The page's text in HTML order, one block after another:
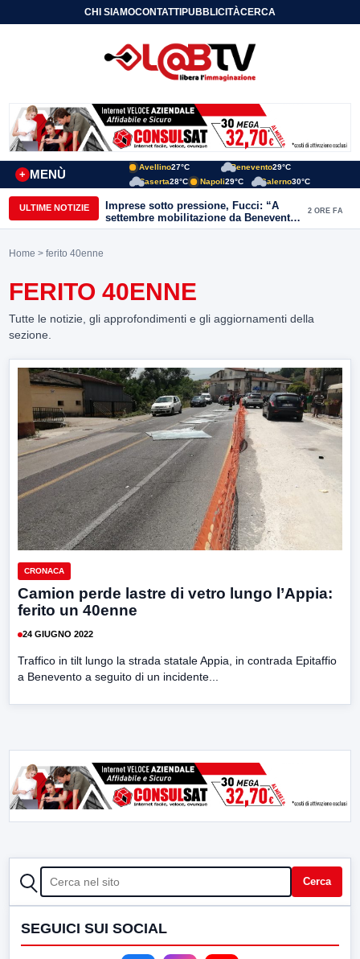
CHI SIAMOCONTATTIPUBBLICITÀCERCA
MENÙ
+
Avellino27°C Benevento29°C
Caserta28°C Napoli29°C Salerno30°C
ULTIME NOTIZIE
Imprese sotto pressione, Fucci: “A
settembre mobilitazione da Benevento
e Avellino”
2 ORE FA
Home > ferito 40enne
FERITO 40ENNE
Tutte le notizie, gli approfondimenti e gli aggiornamenti della
sezione.
CRONACA
Camion perde lastre di vetro lungo l’Appia:
ferito un 40enne
24 GIUGNO 2022
Traffico in tilt lungo la strada statale Appia, in contrada Epitaffio
a Benevento a seguito di un incidente...
CERCA Cerca
SEGUICI SUI SOCIAL